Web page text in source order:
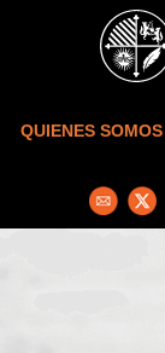
Skip to main content
QUIENES SOMOS